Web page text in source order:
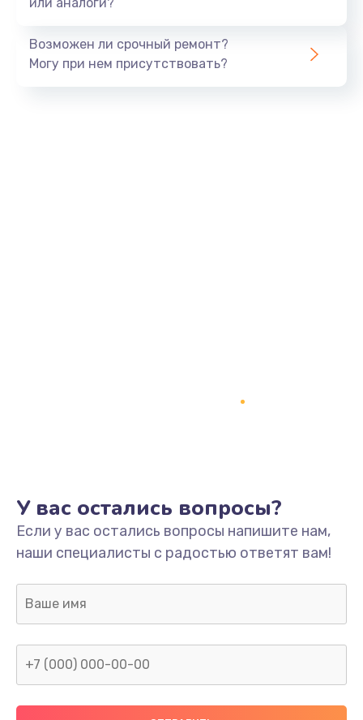
960 руб.
Заказать
1600 руб.
Заказать
Ремонт цепей питания
750 руб.
Возможен ли срочный ремонт?
Могу при нем присутствовать?
У вас остались вопросы?
Если у вас остались вопросы напишите нам,
наши специалисты с радостью ответят вам!